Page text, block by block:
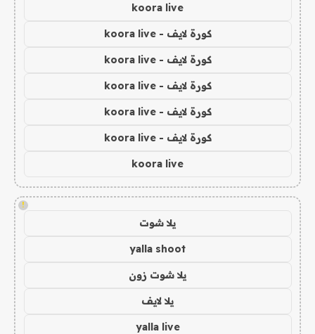
koora live
كورة لايف - koora live
كورة لايف - koora live
كورة لايف - koora live
كورة لايف - koora live
كورة لايف - koora live
koora live
!
يلا شوت
yalla shoot
يلا شوت زون
يلا لايف
yalla live